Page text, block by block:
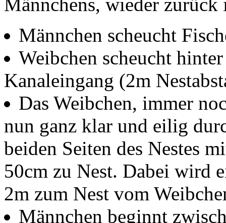
Männchen scheucht
Weibchen scheucht
Kanaleingang (2m
Das Weibchen, immer
nun ganz klar und eilig
beiden Seiten des Nestes
50cm zu Nest. Dabei wird
2m zum Nest vom
Männchen beginnt